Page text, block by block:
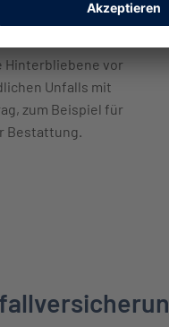
Hinterbliebene vor
Unfalls mit
zum Beispiel für
Bestattung.